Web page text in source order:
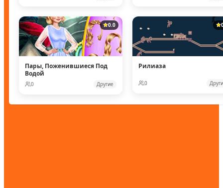
0.0
Пары, Поженившиеся Под
Водой
0 Другие
Рилиаза
0